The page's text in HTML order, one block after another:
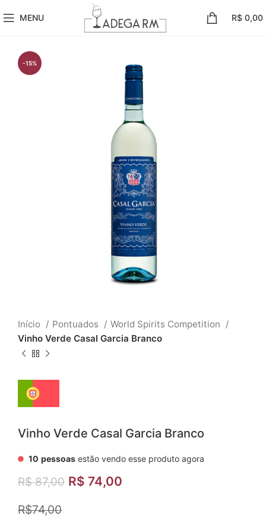
MENU R$ 0,00
-15%
Início Pontuados
World Spirits Competition
Vinho Verde Casal Garcia Branco
Vinho Verde Casal Garcia Branco
10 pessoas estão vendo esse produto agora
R$87,00 R$ 74,00
R$74,00